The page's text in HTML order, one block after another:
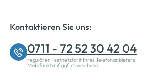
Kontaktieren Sie uns:
0711 - 72 52 30 42 04
regulärer Festnetztarif Ihres Telefonanbieters,
Mobilfunktarif ggf. abweichend.